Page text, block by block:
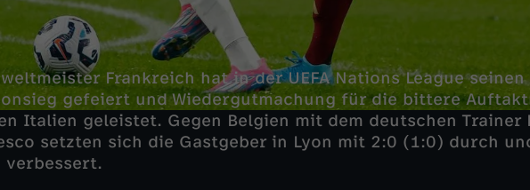
Frankreich hat in der UEFA Nations League seinen
gefeiert und Wiedergutmachung für die bittere
Italien geleistet. Gegen Belgien mit dem deutschen Trainer
setzten sich die Gastgeber in Lyon mit 2:0 (1:0) durch
verbessert.